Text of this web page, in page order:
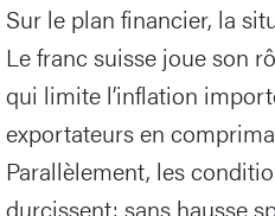
Sur le plan financier, la
Le franc suisse joue son
qui limite l’inflation
exportateurs en
Parallèlement, les
durcissent: sans hausse